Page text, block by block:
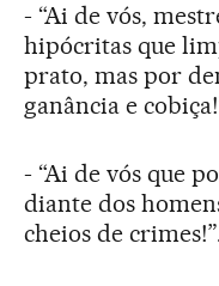
- “Ai de vós,
hipócritas que
prato, mas por
ganância e
- “Ai de vós que
diante dos
cheios de